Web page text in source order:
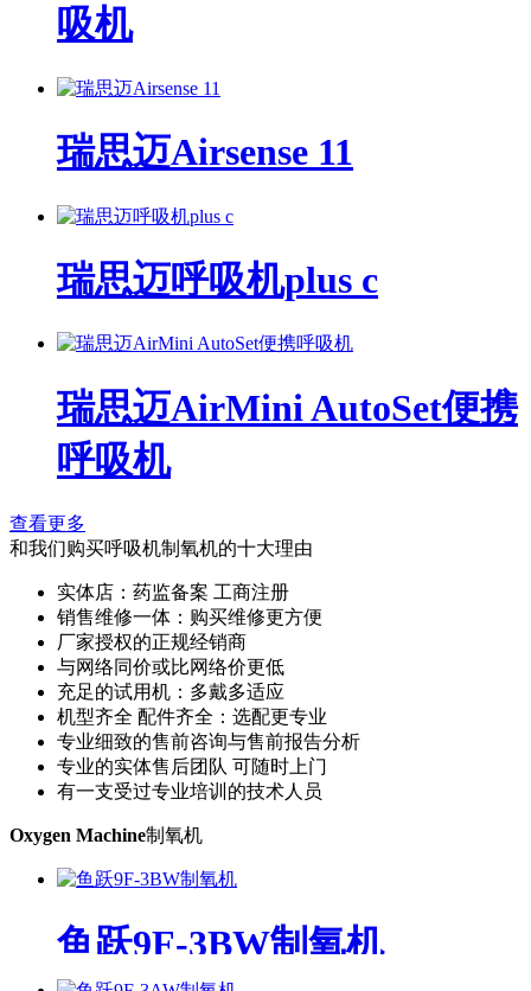
吸机
瑞思迈Airsense 11
瑞思迈呼吸机plus c
瑞思迈AirMini AutoSet便携
呼吸机
查看更多
和我们购买呼吸机制氧机的十大理由
实体店：药监备案 工商注册
销售维修一体：购买维修更方便
厂家授权的正规经销商
与网络同价或比网络价更低
充足的试用机：多戴多适应
机型齐全 配件齐全：选配更专业
专业细致的售前咨询与售前报告分析
专业的实体售后团队 可随时上门
有一支受过专业培训的技术人员
Oxygen Machine制氧机
鱼跃9F-3BW制氧机